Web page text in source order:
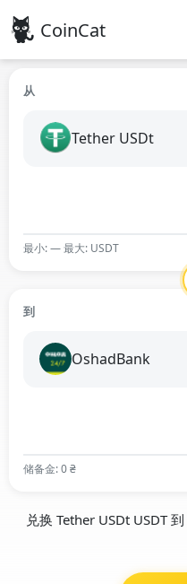
CoinCat
从
Tether USDt
最小: — 最大: USDT
到
OshadBank
储备金: 0 ₴
兑换 Tether USDt USDT